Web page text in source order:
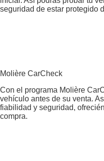
seguridad de estar protegido
Molière CarCheck
Con el programa Molière
vehículo antes de su venta.
fiabilidad y seguridad,
compra.